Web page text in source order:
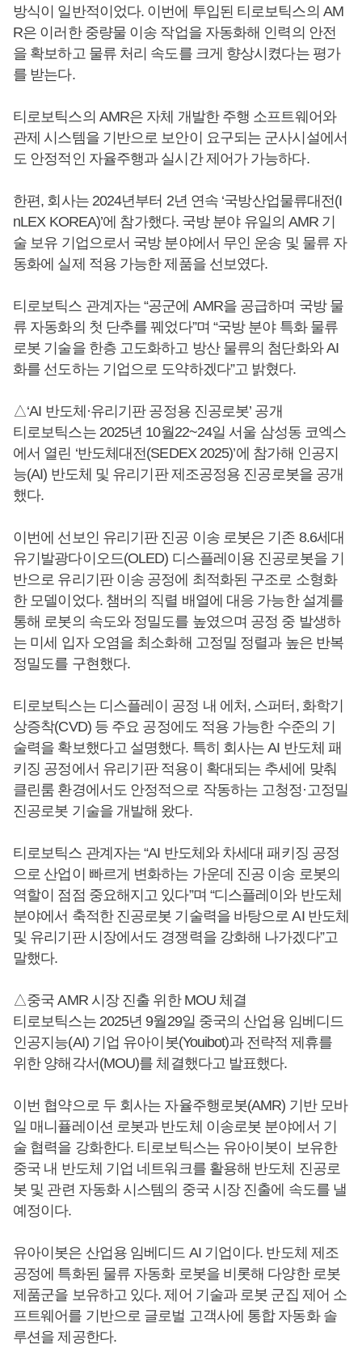
방식이 일반적이었다. 이번에 투입된 티로보틱스의 AM
R은 이러한 중량물 이송 작업을 자동화해 인력의 안전
을 확보하고 물류 처리 속도를 크게 향상시켰다는 평가
를 받는다.
티로보틱스의 AMR은 자체 개발한 주행 소프트웨어와
관제 시스템을 기반으로 보안이 요구되는 군사시설에서
도 안정적인 자율주행과 실시간 제어가 가능하다.
한편, 회사는 2024년부터 2년 연속 ‘국방산업물류대전(I
nLEX KOREA)’에 참가했다. 국방 분야 유일의 AMR 기
술 보유 기업으로서 국방 분야에서 무인 운송 및 물류 자
동화에 실제 적용 가능한 제품을 선보였다.
티로보틱스 관계자는 “공군에 AMR을 공급하며 국방 물
류 자동화의 첫 단추를 꿰었다”며 “국방 분야 특화 물류
로봇 기술을 한층 고도화하고 방산 물류의 첨단화와 AI
화를 선도하는 기업으로 도약하겠다”고 밝혔다.
△‘AI 반도체·유리기판 공정용 진공로봇’ 공개
티로보틱스는 2025년 10월22~24일 서울 삼성동 코엑스
에서 열린 ‘반도체대전(SEDEX 2025)’에 참가해 인공지
능(AI) 반도체 및 유리기판 제조공정용 진공로봇을 공개
했다.
이번에 선보인 유리기판 진공 이송 로봇은 기존 8.6세대
유기발광다이오드(OLED) 디스플레이용 진공로봇을 기
반으로 유리기판 이송 공정에 최적화된 구조로 소형화
한 모델이었다. 챔버의 직렬 배열에 대응 가능한 설계를
통해 로봇의 속도와 정밀도를 높였으며 공정 중 발생하
는 미세 입자 오염을 최소화해 고정밀 정렬과 높은 반복
정밀도를 구현했다.
티로보틱스는 디스플레이 공정 내 에처, 스퍼터, 화학기
상증착(CVD) 등 주요 공정에도 적용 가능한 수준의 기
술력을 확보했다고 설명했다. 특히 회사는 AI 반도체 패
키징 공정에서 유리기판 적용이 확대되는 추세에 맞춰
클린룸 환경에서도 안정적으로 작동하는 고청정·고정밀
진공로봇 기술을 개발해 왔다.
티로보틱스 관계자는 “AI 반도체와 차세대 패키징 공정
으로 산업이 빠르게 변화하는 가운데 진공 이송 로봇의
역할이 점점 중요해지고 있다”며 “디스플레이와 반도체
분야에서 축적한 진공로봇 기술력을 바탕으로 AI 반도체
및 유리기판 시장에서도 경쟁력을 강화해 나가겠다”고
말했다.
△중국 AMR 시장 진출 위한 MOU 체결
티로보틱스는 2025년 9월29일 중국의 산업용 임베디드
인공지능(AI) 기업 유아이봇(Youibot)과 전략적 제휴를
위한 양해각서(MOU)를 체결했다고 발표했다.
이번 협약으로 두 회사는 자율주행로봇(AMR) 기반 모바
일 매니퓰레이션 로봇과 반도체 이송로봇 분야에서 기
술 협력을 강화한다. 티로보틱스는 유아이봇이 보유한
중국 내 반도체 기업 네트워크를 활용해 반도체 진공로
봇 및 관련 자동화 시스템의 중국 시장 진출에 속도를 낼
예정이다.
유아이봇은 산업용 임베디드 AI 기업이다. 반도체 제조
공정에 특화된 물류 자동화 로봇을 비롯해 다양한 로봇
제품군을 보유하고 있다. 제어 기술과 로봇 군집 제어 소
프트웨어를 기반으로 글로벌 고객사에 통합 자동화 솔
루션을 제공한다.